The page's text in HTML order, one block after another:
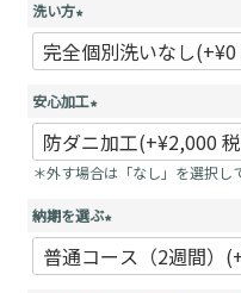
洗い方
必
)
安心加工
(
必
須
＊外す場合は「なし」を選択し
納期を選ぶ
必